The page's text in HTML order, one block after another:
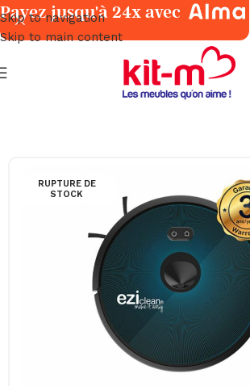
Skip to navigation
Skip to main content
Petits Électroménagers Nettoyage
RUPTURE DE
STOCK
Payez jusqu'à 24x avec